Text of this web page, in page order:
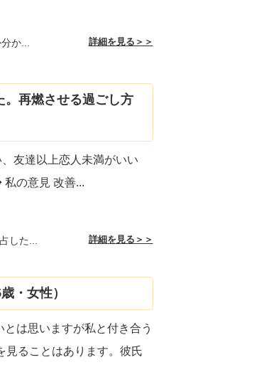
か... 詳細を見る＞＞
。再燃させる過ごし方
友達以上恋人未満がいい
私の意見 改善...
した... 詳細を見る＞＞
・女性）
は思いますが私と付き合う
見ることはあります。彼氏